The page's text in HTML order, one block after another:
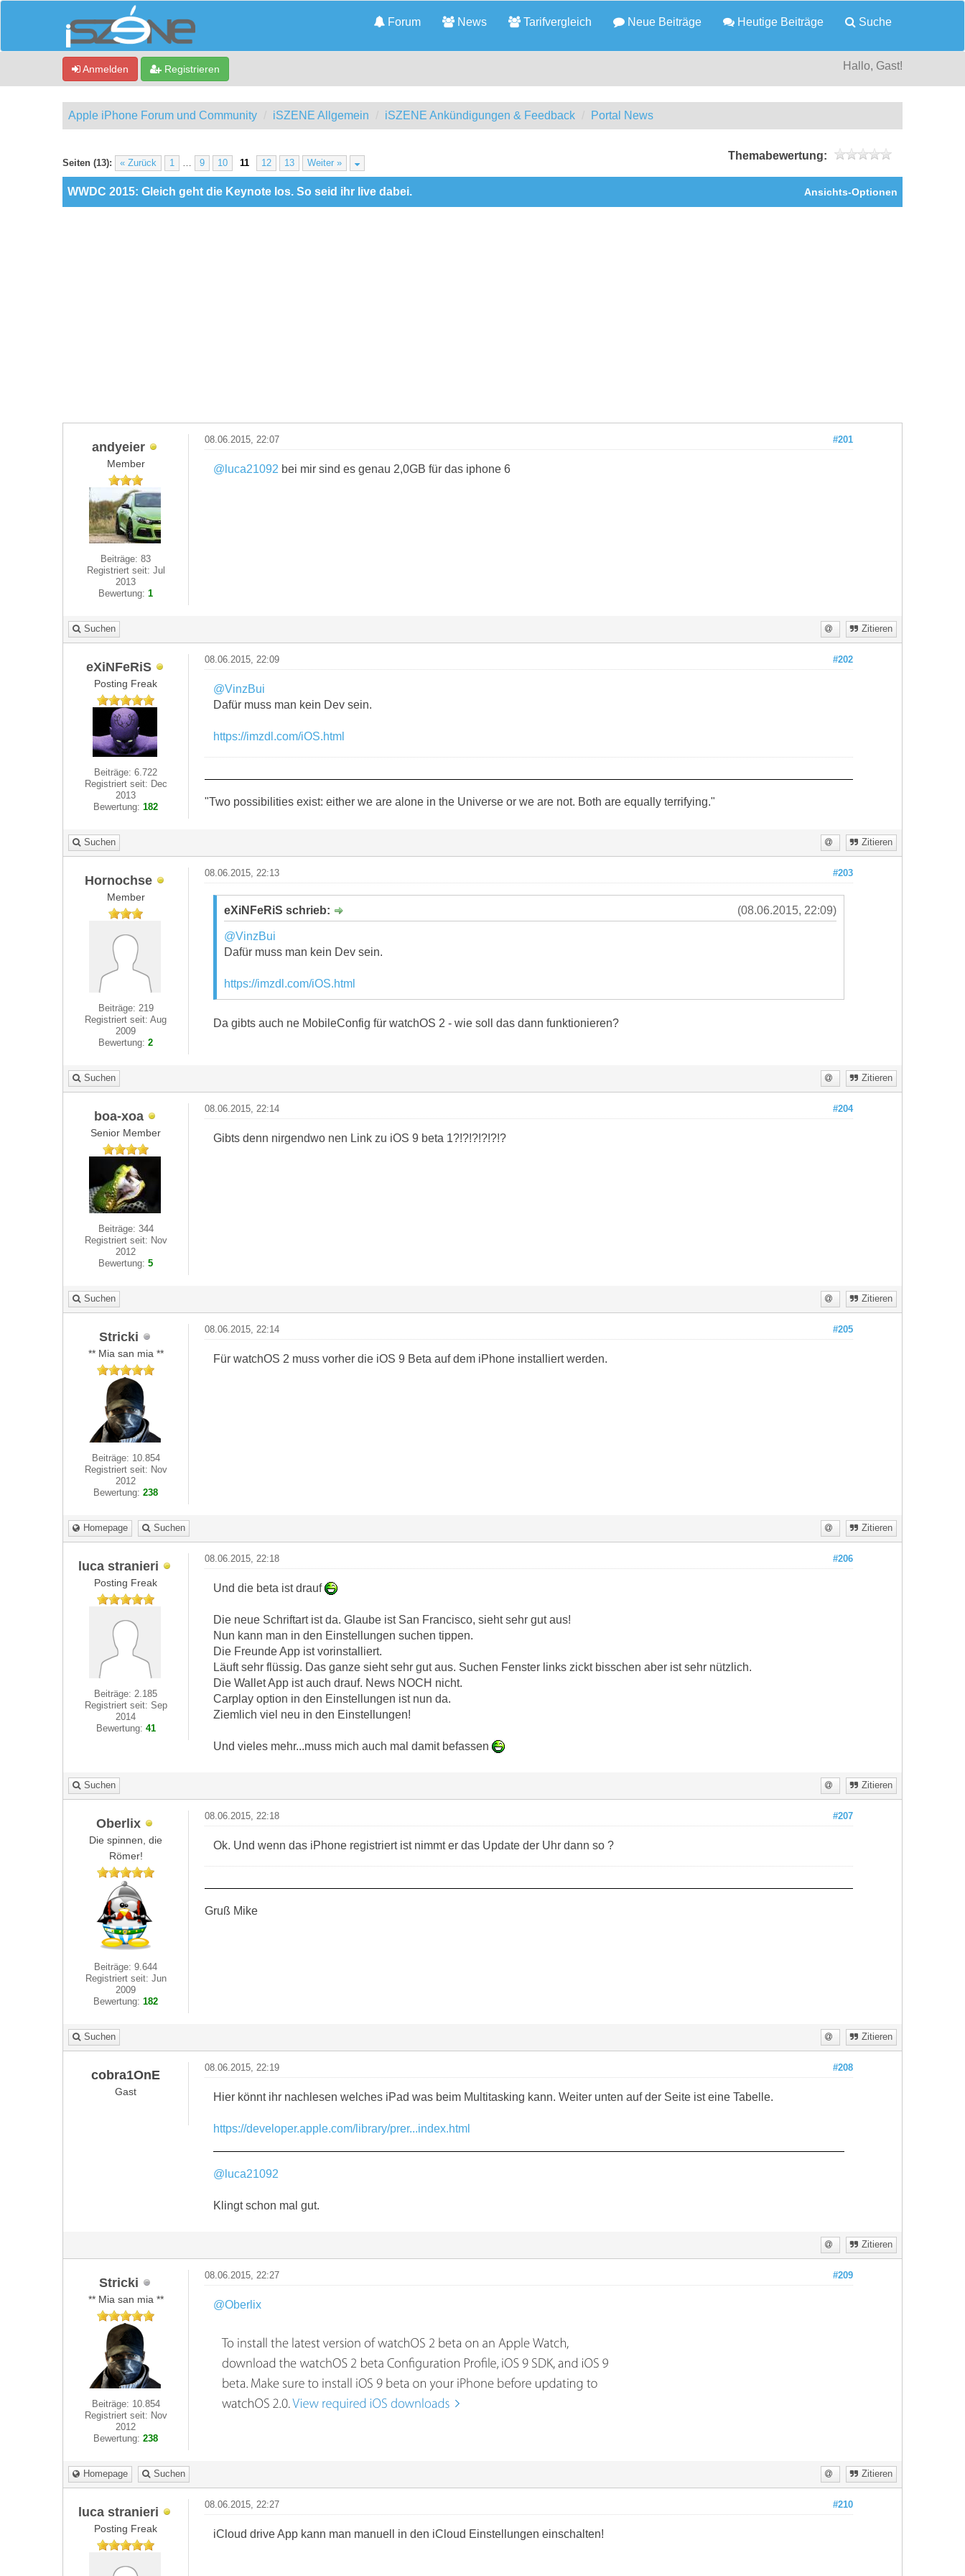
Forum News Tarifvergleich Neue Beiträge Heutige Beiträge Suche
Anmelden Registrieren Hallo, Gast!
Apple iPhone Forum und Community iSZENE Allgemein iSZENE Ankündigungen & Feedback Portal News
Seiten (13): « Zurück 1 9 10 11 12 13 Weiter »
Themabewertung:
0 Bewertung(en) - 0 im Durchschnitt
1
2
3
4
5
Ansichts-Optionen
WWDC 2015: Gleich geht die Keynote los. So seid ihr live dabei.
andyeier
Member
Beiträge: 83
Registriert seit: Jul
2013
Bewertung:1
#201
08.06.2015, 22:07
@luca21092 bei mir sind es genau 2,0GB für das iphone 6
Suchen Zitieren
eXiNFeRiS
Posting Freak
Beiträge: 6.722
Registriert seit: Dec
2013
Bewertung:182
#202
08.06.2015, 22:09
@VinzBui
Dafür muss man kein Dev sein.
https://imzdl.com/iOS.html
"Two possibilities exist: either we are alone in the Universe or we are not. Both are equally terrifying."
Suchen Zitieren
Hornochse
Member
Beiträge: 219
Registriert seit: Aug
2009
Bewertung:2
#203
08.06.2015, 22:13
(08.06.2015, 22:09)
eXiNFeRiS schrieb:
@VinzBui
Dafür muss man kein Dev sein.
https://imzdl.com/iOS.html
Da gibts auch ne MobileConfig für watchOS 2 - wie soll das dann funktionieren?
Suchen Zitieren
boa-xoa
Senior Member
Beiträge: 344
Registriert seit: Nov
2012
Bewertung:5
#204
08.06.2015, 22:14
Gibts denn nirgendwo nen Link zu iOS 9 beta 1?!?!?!?!?!?
Suchen Zitieren
Stricki
** Mia san mia **
Beiträge: 10.854
Registriert seit: Nov
2012
Bewertung:238
#205
08.06.2015, 22:14
Für watchOS 2 muss vorher die iOS 9 Beta auf dem iPhone installiert werden.
Homepage Suchen Zitieren
luca stranieri
Posting Freak
Beiträge: 2.185
Registriert seit: Sep
2014
Bewertung: 41
#206
08.06.2015, 22:18
Und die beta ist drauf
Die neue Schriftart ist da. Glaube ist San Francisco, sieht sehr gut aus!
Nun kann man in den Einstellungen suchen tippen.
Die Freunde App ist vorinstalliert.
Läuft sehr flüssig. Das ganze sieht sehr gut aus. Suchen Fenster links zickt bisschen aber ist sehr nützlich.
Die Wallet App ist auch drauf. News NOCH nicht.
Carplay option in den Einstellungen ist nun da.
Ziemlich viel neu in den Einstellungen!
Und vieles mehr...muss mich auch mal damit befassen
Suchen Zitieren
Oberlix
Die spinnen, die
Römer!
Beiträge: 9.644
Registriert seit: Jun
2009
Bewertung:182
#207
08.06.2015, 22:18
Ok. Und wenn das iPhone registriert ist nimmt er das Update der Uhr dann so ?
Gruß Mike
Suchen Zitieren
cobra1OnE
Gast
#208
08.06.2015, 22:19
Hier könnt ihr nachlesen welches iPad was beim Multitasking kann. Weiter unten auf der Seite ist eine Tabelle.
https://developer.apple.com/library/prer...index.html
@luca21092
Klingt schon mal gut.
Zitieren
Stricki
** Mia san mia **
Beiträge: 10.854
Registriert seit: Nov
2012
Bewertung:238
#209
08.06.2015, 22:27
@Oberlix
Homepage Suchen Zitieren
luca stranieri
Posting Freak
#210
08.06.2015, 22:27
iCloud drive App kann man manuell in den iCloud Einstellungen einschalten!